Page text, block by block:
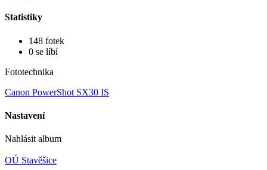
Statistiky
148 fotek
0 se líbí
Fototechnika
Canon PowerShot SX30 IS
Nastavení
Nahlásit album
OÚ Stavěšice